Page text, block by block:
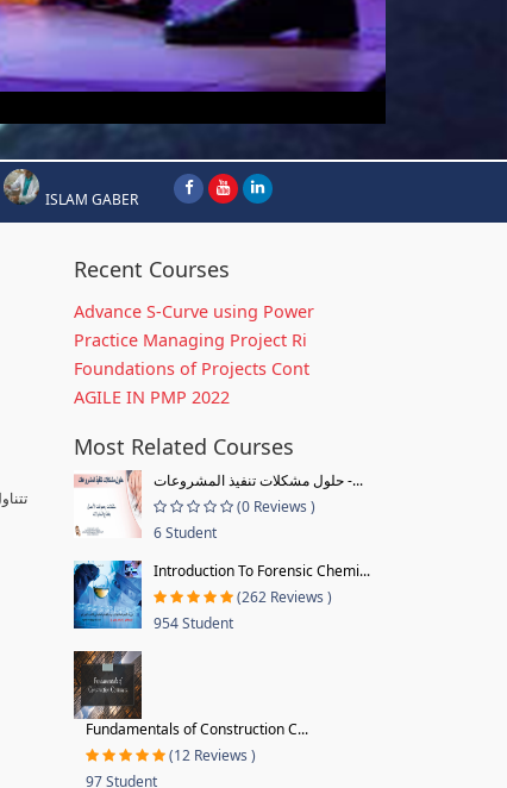
ISLAM GABER
Recent Courses
Advance S-Curve using Power
Practice Managing Project Ri
Foundations of Projects Cont
AGILE IN PMP 2022
Most Related Courses
حلول مشكلات تنفيذ المشروعات -...
(0 Reviews )
6 Student
Introduction To Forensic Chemi...
(262 Reviews )
954 Student
Fundamentals of Construction C...
(12 Reviews )
97 Student